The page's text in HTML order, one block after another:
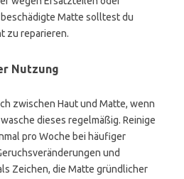
Matte solltest du
zu reparieren.
Nutzung
zwischen Haut und Matte, wenn
dieses regelmäßig. Reinige
pro Woche bei häufiger
und
Zeichen, die Matte gründlicher